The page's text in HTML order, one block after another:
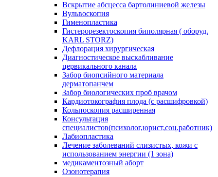
Вскрытие абсцесса бартолиниевой железы
Вульвоскопия
Гименопластика
Гистерорезектоскопия биполярная ( оборуд.
KARL STORZ)
Дефлорация хирургическая
Диагностическое выскабливание
цервикального канала
Забор биопсийного материала
дерматопанчем
Забор биологических проб врачом
Кардиотокография плода (с расшифровкой)
Кольпоскопия расширенная
Консультация
специалистов(психолог,юрист,соц.работник)
Лабиопластика
Лечение заболеваний слизистых, кожи с
использованием энергии (1 зона)
медикаментозный аборт
Озонотерапия